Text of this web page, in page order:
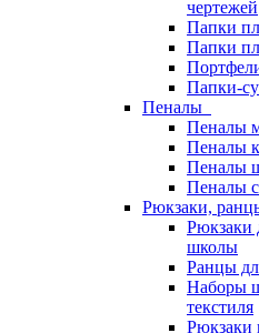
чертежей
Папки
Папки
Папки-
Пеналы
Пеналы
Пеналы
Пеналы
Пеналы
Рюкзаки,
Рюкзаки
школы
Ранцы
Наборы
текстиля
Рюкзаки